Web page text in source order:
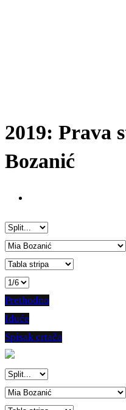
2019: Prava
Bozanić
Prethodno
Iduće
Spisak crtača